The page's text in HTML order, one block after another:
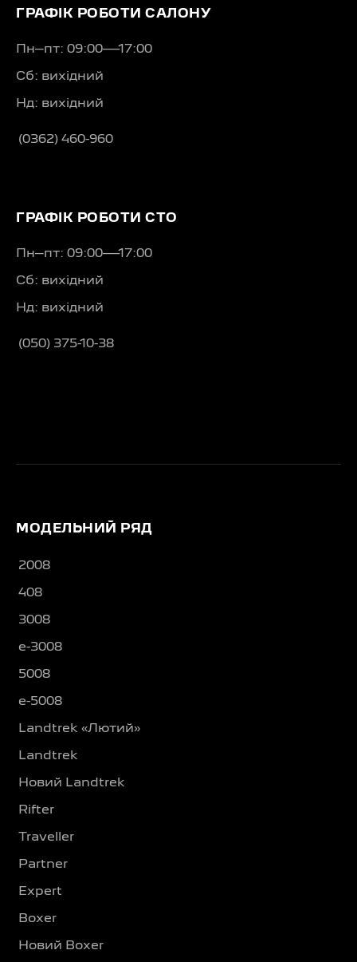
ГРАФІК РОБОТИ САЛОНУ
Пн–пт: 09:00—17:00
Сб: вихідний
Нд: вихідний
(0362) 460-960
ГРАФІК РОБОТИ СТО
Пн–пт: 09:00—17:00
Сб: вихідний
Нд: вихідний
(050) 375-10-38
МОДЕЛЬНИЙ РЯД
2008
408
3008
e-3008
5008
e-5008
Landtrek «Лютий»
Landtrek
Новий Landtrek
Rifter
Traveller
Partner
Expert
Boxer
Новий Boxer